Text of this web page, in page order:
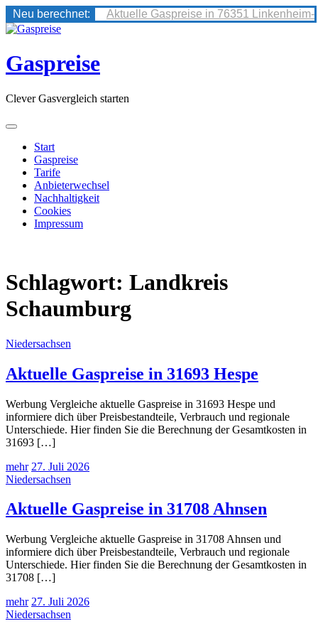
Neu berechnet:
Aktuelle Gaspreise in 76351 Linkenheim-
Skip
content
Gaspreise
Clever Gasvergleich starten
Start
Gaspreise
Tarife
Anbieterwechsel
Nachhaltigkeit
Cookies
Impressum
Schlagwort: Landkreis
Schaumburg
Niedersachsen
Aktuelle Gaspreise in 31693 Hespe
Werbung Vergleiche aktuelle Gaspreise in 31693 Hespe und
informiere dich über Preisbestandteile, Verbrauch und regionale
Unterschiede. Hier finden Sie die Berechnung der Gesamtkosten in
31693 […]
mehr 27. Juli 2026
Niedersachsen
Aktuelle Gaspreise in 31708 Ahnsen
Werbung Vergleiche aktuelle Gaspreise in 31708 Ahnsen und
informiere dich über Preisbestandteile, Verbrauch und regionale
Unterschiede. Hier finden Sie die Berechnung der Gesamtkosten in
31708 […]
mehr 27. Juli 2026
Niedersachsen